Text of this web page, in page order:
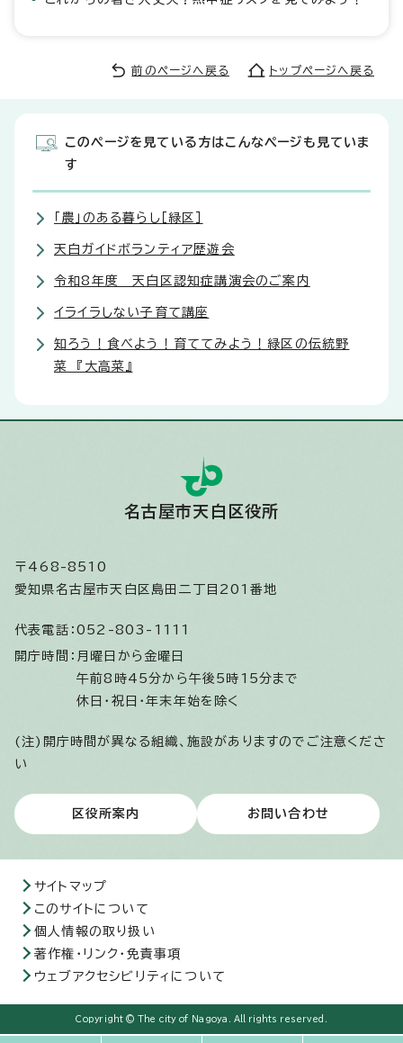
前のページへ戻る トップページへ戻る
このページを見ている方はこんなページも見ていま
す
「農」のある暮らし［緑区］
天白ガイドボランティア歴遊会
令和8年度 天白区認知症講演会のご案内
イライラしない子育て講座
知ろう！食べよう！育ててみよう！緑区の伝統野
菜 『大高菜』
名古屋市天白区役所
〒468-8510
愛知県名古屋市天白区島田二丁目201番地
代表電話： 052-803-1111
開庁時間： 月曜日から金曜日
午前8時45分から午後5時15分まで
休日・祝日・年末年始を除く
(注)開庁時間が異なる組織、施設がありますのでご注意くださ
い
区役所案内 お問い合わせ
サイトマップ
このサイトについて
個人情報の取り扱い
著作権・リンク・免責事項
ウェブアクセシビリティについて
Copyright © The city of Nagoya. All rights reserved.